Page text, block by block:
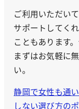
ご利用いただい
サポートしてく
こともあります
まずはお気軽に
い。
静岡で女性も通
しない選び方の